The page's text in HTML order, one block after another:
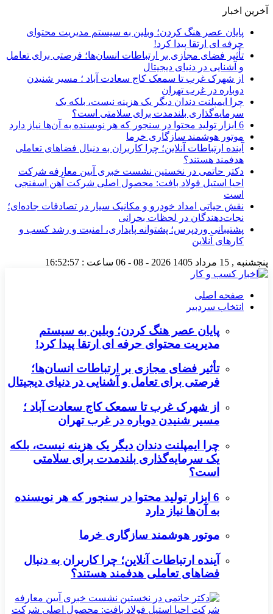
آخرین اخبار
پایان عصر هنگ کردن؛ وبلین به سیستم مدیریت محتوای
حرفه ای ارتقا پیدا کرد!
تأثیر فضای مجازی بر ارتباطات انسان‌ها؛ فرصتی برای تعامل
و آشنایی در دنیای دیجیتال
از شهرک غرب تا سمعک کاج سعادت آباد ؛ مسیر شنیدن
دوباره در غرب تهران
چرا ایمپلنت دندان دیگر یک هزینه نیست، بلکه یک
سرمایه‌گذاری بلندمدت برای سلامتی است؟
6 ابزار تولید محتوا در سنجور که هر نویسنده به آن‌ها نیاز دارد
موتور هوشمند سازگاری خرما
آینده ارتباطات آنلاین؛ چرا کاربران به دنبال فضاهای تعاملی
هدفمند هستند؟
دکتر حاتمی در نخستین نشست خبری آیین معارفه شرکت
احیا استیل فولاد بافت: محصول اصلی شرکت آهن اسفنجی
است
نقش حیاتی امداد خودرو و مکانیک سیار در تصادفات جاده‌ای؛
نجات‌دهندگان در لحظات بحرانی
پشتیبانی وردپرس؛ پشتوانه پایداری، امنیت و رشد کسب‌ و
کارهای آنلاین
پنجشنبه , 15 مرداد 1405 2026 - 08 - 06 ساعت : 16:52:58
صفحه اصلی
انتخاب سردبیر
پایان عصر هنگ کردن؛ وبلین به سیستم
مدیریت محتوای حرفه ای ارتقا پیدا کرد!
تأثیر فضای مجازی بر ارتباطات انسان‌ها؛
فرصتی برای تعامل و آشنایی در دنیای دیجیتال
از شهرک غرب تا سمعک کاج سعادت آباد ؛
مسیر شنیدن دوباره در غرب تهران
چرا ایمپلنت دندان دیگر یک هزینه نیست، بلکه
یک سرمایه‌گذاری بلندمدت برای سلامتی
است؟
6 ابزار تولید محتوا در سنجور که هر نویسنده
به آن‌ها نیاز دارد
موتور هوشمند سازگاری خرما
آینده ارتباطات آنلاین؛ چرا کاربران به دنبال
فضاهای تعاملی هدفمند هستند؟